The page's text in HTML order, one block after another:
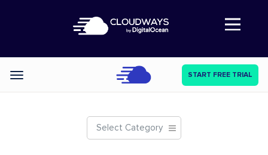
Abre a navegação
Categories START FREE TRIAL
Select Category